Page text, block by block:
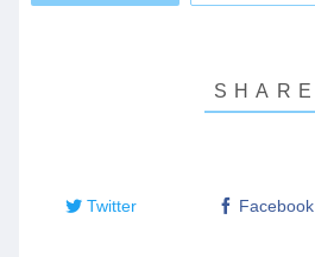
Twitter Facebook